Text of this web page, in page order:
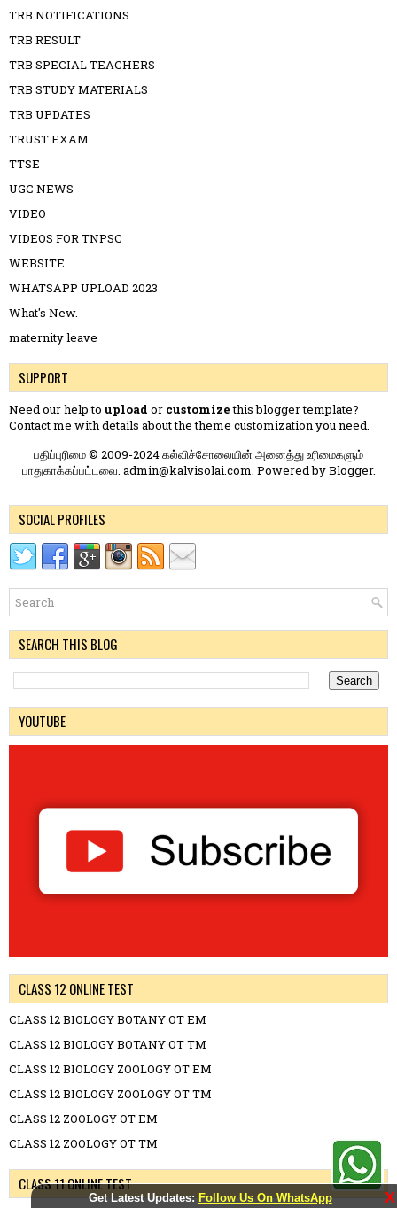
Get Latest Updates:Follow Us On WhatsApp X
TRB NOTIFICATIONS
TRB RESULT
TRB SPECIAL TEACHERS
TRB STUDY MATERIALS
TRB UPDATES
TRUST EXAM
TTSE
UGC NEWS
VIDEO
VIDEOS FOR TNPSC
WEBSITE
WHATSAPP UPLOAD 2023
What's New.
maternity leave
SUPPORT
Need our help to upload or customizethis blogger template?
Contact me with details about the theme customization you need.
பதிப்புரிமை © 2009-2024 கல்விச்சோலையின் அனைத்து உரிமைகளும்
பாதுகாக்கப்பட்டவை. admin@kalvisolai.com. Powered byBlogger.
SOCIAL PROFILES
SEARCH THIS BLOG
YOUTUBE
CLASS 12 ONLINE TEST
CLASS 12 BIOLOGY BOTANY OT EM
CLASS 12 BIOLOGY BOTANY OT TM
CLASS 12 BIOLOGY ZOOLOGY OT EM
CLASS 12 BIOLOGY ZOOLOGY OT TM
CLASS 12 ZOOLOGY OT EM
CLASS 12 ZOOLOGY OT TM
CLASS 11 ONLINE TEST